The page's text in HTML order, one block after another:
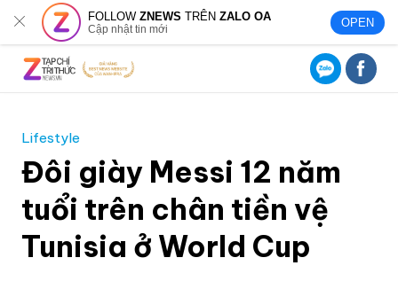
FOLLOWZNEWS TRÊNZALO OA
Cập nhật tin mới OPEN
Lifestyle
Đôi giày Messi 12 năm
tuổi trên chân tiền vệ
Tunisia ở World Cup